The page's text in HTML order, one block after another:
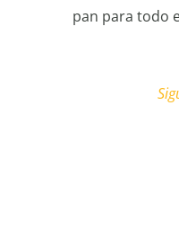
pan para todo